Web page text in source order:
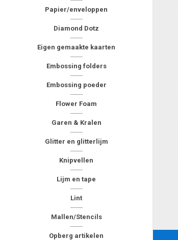
Papier/enveloppen
Diamond Dotz
Eigen gemaakte kaarten
Embossing folders
Embossing poeder
Flower Foam
Garen & Kralen
Glitter en glitterlijm
Knipvellen
Lijm en tape
Lint
Mallen/Stencils
Opberg artikelen